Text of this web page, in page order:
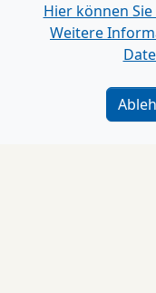
Hier können
Weitere